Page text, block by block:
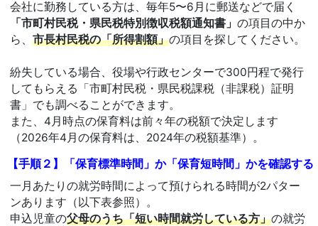
会社に勤務している方は、毎年5〜6月に郵送などで届く
「市町村民税・県民税特別徴収税額通知書」 の項目の中か
ら、 市長村民税の「所得割額」の項目を探してください。
紛失している場合、役場や行政センターで300円程で発行
してもらえる「市町村民税・県民税課税（非課税）証明
書」でも調べることができます。
また、4月時点の保育料は前々年の税額で決定します
（2026年4月の保育料は、2024年の税額基準）。
【手順２】「保育標準時間」か「保育短時間」かを確認する
一月あたりの就労時間によって預けられる時間が2パター
ンあります（以下表参照）。
申込児童の父母のうち「短い時間就労している方」の就労